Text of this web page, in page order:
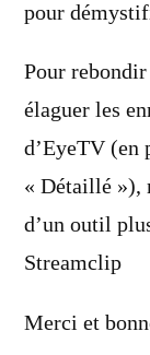
pour
Pour
élaguer les
d’EyeTV (en
« Détaillé »),
d’un outil
Streamclip
Merci et